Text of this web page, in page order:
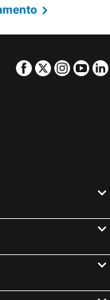
Facebook
Twitter